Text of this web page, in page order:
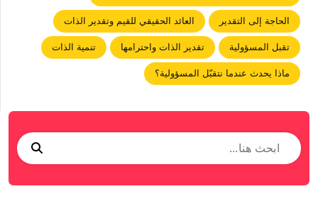
الحاجة إلى التقدير العائد الحقيقي للقيم وتقدير الذات
تقبل المسؤولية تقدير الذات واحترامها تنمية الذات
ماذا يحدث عندما نتقبّل المسؤولية؟